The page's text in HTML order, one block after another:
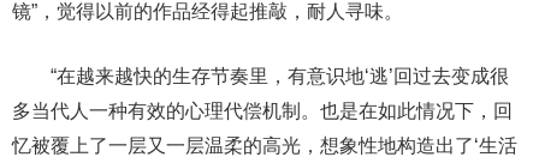
镜”，觉得以前的作品经得起推敲，耐人寻味。
“在越来越快的生存节奏里，有意识地‘逃’回过去变成很
多当代人一种有效的心理代偿机制。也是在如此情况下，回
忆被覆上了一层又一层温柔的高光，想象性地构造出了‘生活